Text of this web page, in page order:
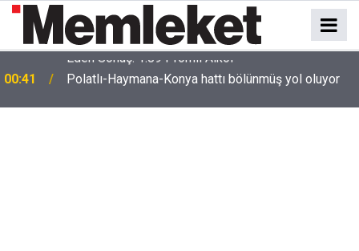
00:41 Polatlı-Haymana-Konya hattı bölünmüş yol oluyor